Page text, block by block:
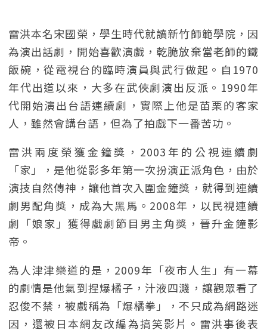
雷洪本名宋國榮，學生時代就讀新竹師範學院，因
為演出話劇，開始喜歡演戲，乾脆放棄當老師的鐵
飯碗，從電視台的臨時演員與武行做起。自1970
年代出道以來，大多在武俠劇演出反派。1990年
代開始演出台語連續劇，實際上他是苗栗的客家
人，雖然會講台語，但為了拍戲下一番苦功。
雷洪兩度榮獲金鐘獎，2003年的公視連續劇
「家」，是他從影多年第一次扮演正派角色，由於
演技自然傳神，讓他首次入圍金鐘獎，就得到連續
劇男配角獎，成為大黑馬。2008年，以民視連續
劇「娘家」獲得戲劇節目男主角獎，晉升金鐘影
帝。
為人津津樂道的是，2009年「夜市人生」有一幕
的劇情是他氣到捏爆橘子，汁液四濺，讓觀眾看了
忍俊不禁，被戲稱為「爆橘拳」，不只成為網路迷
因，還被日本網友改編為搞笑影片。雷洪事後表